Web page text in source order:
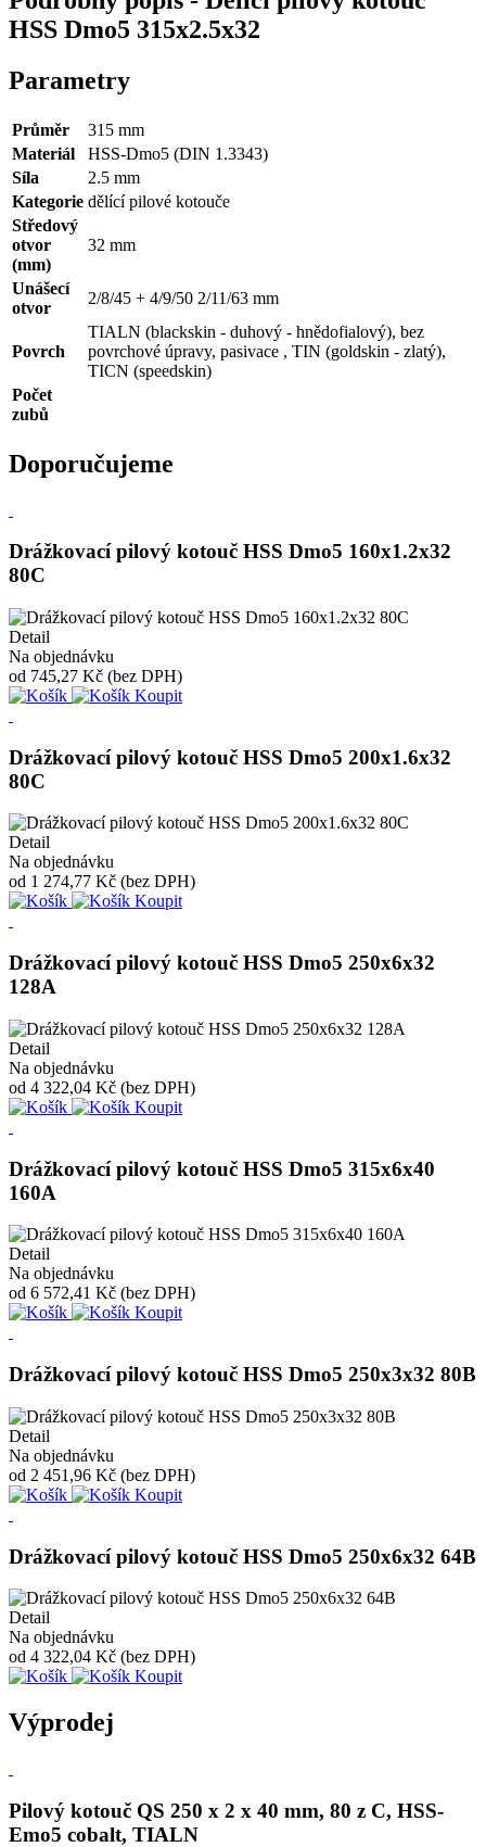
HSS Dmo5 315x2.5x32
Parametry
Průměr
315 mm
Materiál
HSS-Dmo5 (DIN 1.3343)
Síla
2.5 mm
Kategorie dělící pilové kotouče
Středový
otvor
(mm)
32 mm
Unášecí
otvor
2/8/45 + 4/9/50 2/11/63 mm
Povrch
TIALN (blackskin - duhový - hnědofialový), bez
povrchové úpravy, pasivace , TIN (goldskin - zlatý),
TICN (speedskin)
Počet
zubů
Doporučujeme
Drážkovací pilový kotouč HSS Dmo5 160x1.2x32
80C
Detail
Na objednávku
od 745,27 Kč (bez DPH)
Koupit
Drážkovací pilový kotouč HSS Dmo5 200x1.6x32
80C
Detail
Na objednávku
od 1 274,77 Kč (bez DPH)
Koupit
Drážkovací pilový kotouč HSS Dmo5 250x6x32
128A
Detail
Na objednávku
od 4 322,04 Kč (bez DPH)
Koupit
Drážkovací pilový kotouč HSS Dmo5 315x6x40
160A
Detail
Na objednávku
od 6 572,41 Kč (bez DPH)
Koupit
Drážkovací pilový kotouč HSS Dmo5 250x3x32 80B
Detail
Na objednávku
od 2 451,96 Kč (bez DPH)
Koupit
Drážkovací pilový kotouč HSS Dmo5 250x6x32 64B
Detail
Na objednávku
od 4 322,04 Kč (bez DPH)
Koupit
Výprodej
Pilový kotouč QS 250 x 2 x 40 mm, 80 z C, HSS-
Emo5 cobalt, TIALN